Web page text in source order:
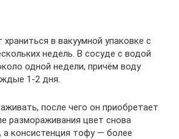
в вакуумной упаковке с
недель. В сосуде с водой
одной недели, причём воду
1-2 дня.
после чего он приобретает
размораживания цвет снова
а консистенция тофу — более